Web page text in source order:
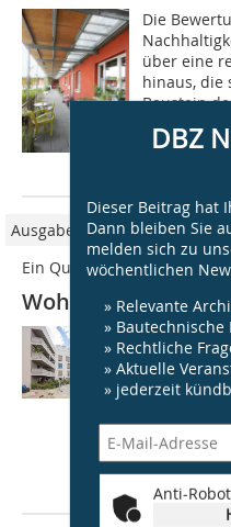
DBZ
Dieser Beitrag hat
Dann bleiben Sie
melden sich zu
wöchentlichen
» Relevante
»
» Rechtliche
» Aktuelle
» jederzeit
Anti-
Die
über eine
hinaus, die
Baustein
genannt...
Ausgabe 04/2018
Ein Quartiersbaustein in
Wohnen im Projekt
München
Preise für
Jahren
diesem
Stadt...